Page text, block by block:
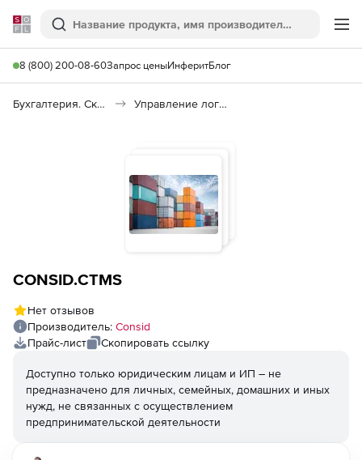
Softline
Поиск
8 (800) 200-08-60Запрос ценыИнферитБлог
Бухгалтерия. Склад. Кадры Управление логистикой
CONSID.CTMS
Нет отзывов
Производитель: Consid
Прайс-лист
Скопировать ссылку
Доступно только юридическим лицам и ИП – не
предназначено для личных, семейных, домашних и иных
нужд, не связанных с осуществлением
предпринимательской деятельности